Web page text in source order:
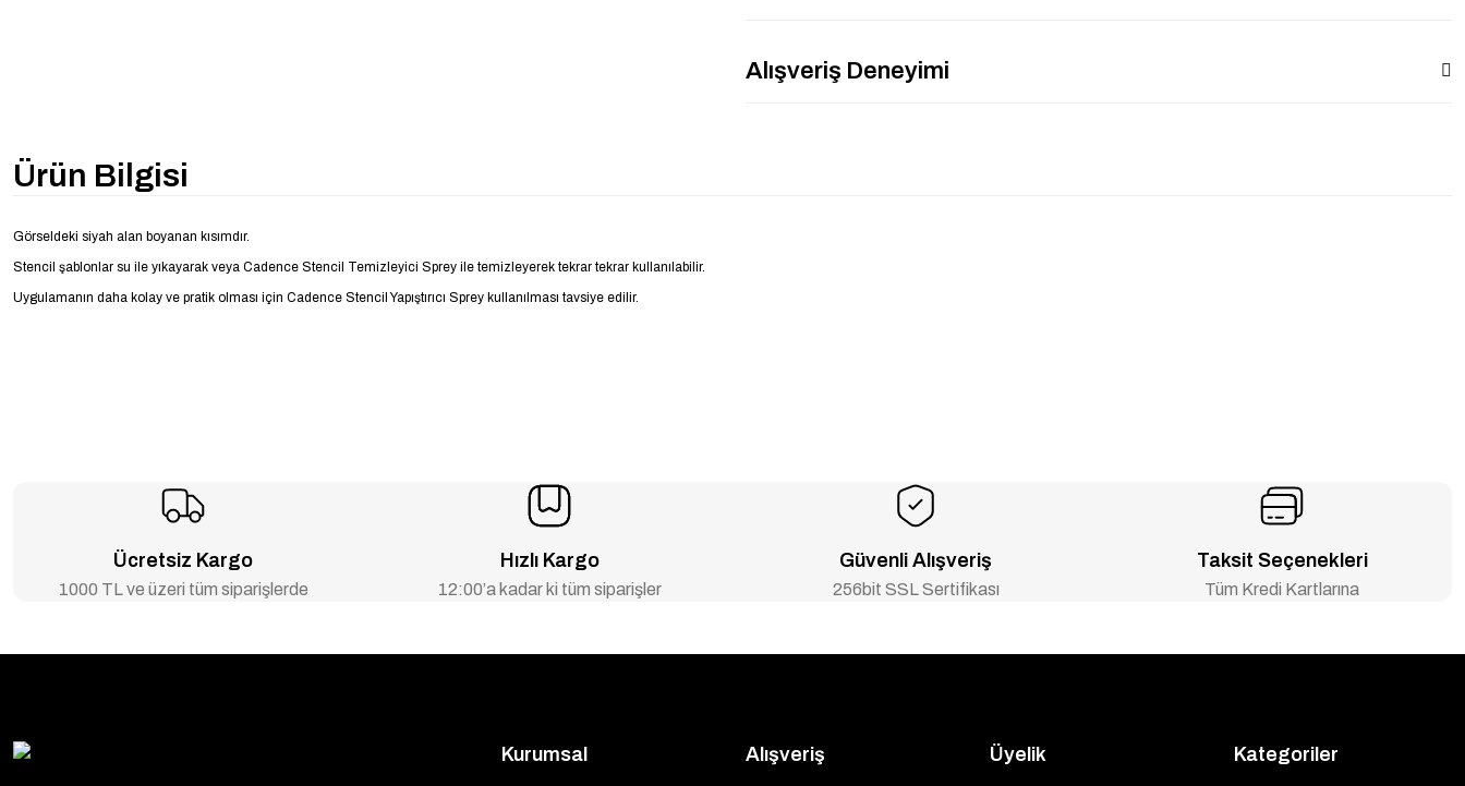
Alışveriş Deneyimi
Ürün Bilgisi
Görseldeki siyah alan boyanan kısımdır.
Stencil şablonlar su ile yıkayarak veya Cadence Stencil Temizleyici Sprey ile temizleyerek tekrar tekrar kullanılabilir.
Uygulamanın daha kolay ve pratik olması için Cadence Stencil Yapıştırıcı Sprey kullanılması tavsiye edilir.
Ücretsiz Kargo
1000 TL ve üzeri tüm siparişlerde
Hızlı Kargo
12:00’a kadar ki tüm siparişler
Güvenli Alışveriş
256bit SSL Sertifikası
Taksit Seçenekleri
Tüm Kredi Kartlarına
Kurumsal Alışveriş Üyelik Kategoriler